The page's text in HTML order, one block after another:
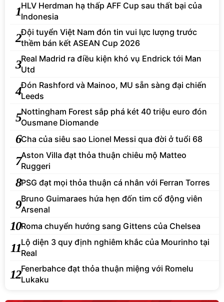
1HLV Herdman hạ thấp AFF Cup sau thất bại của
Indonesia
2Đội tuyển Việt Nam đón tin vui lực lượng trước
thềm bán kết ASEAN Cup 2026
3Real Madrid ra điều kiện khó vụ Endrick tới Man
Utd
4Đón Rashford và Mainoo, MU sẵn sàng đại chiến
Leeds
5Nottingham Forest sắp phá két 40 triệu euro đón
Ousmane Diomande
6Cha của siêu sao Lionel Messi qua đời ở tuổi 68
7Aston Villa đạt thỏa thuận chiêu mộ Matteo
Ruggeri
8PSG đạt mọi thỏa thuận cá nhân với Ferran Torres
9Bruno Guimaraes hứa hẹn đốn tim cổ động viên
Arsenal
10Roma chuyển hướng sang Gittens của Chelsea
11Lộ diện 3 quy định nghiêm khắc của Mourinho tại
Real
12Fenerbahce đạt thỏa thuận miệng với Romelu
Lukaku